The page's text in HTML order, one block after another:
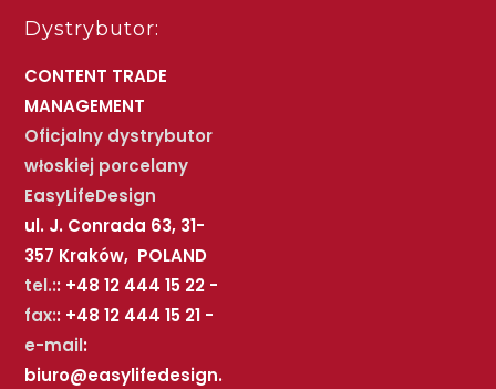
Dystrybutor:
CONTENT TRADE
MANAGEMENT
Oficjalny dystrybutor
włoskiej porcelany
EasyLifeDesign
ul. J. Conrada 63, 31-
357 Kraków, POLAND
tel.:: +48 12 444 15 22 -
fax:: +48 12 444 15 21 -
e-mail:
biuro@easylifedesign.